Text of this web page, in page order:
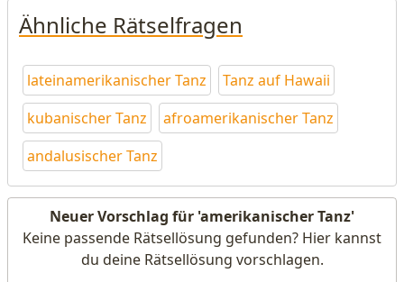
Ähnliche Rätselfragen
lateinamerikanischer Tanz
Tanz auf Hawaii
kubanischer Tanz
afroamerikanischer Tanz
andalusischer Tanz
Neuer Vorschlag für 'amerikanischer Tanz'
Keine passende Rätsellösung gefunden? Hier kannst
du deine Rätsellösung vorschlagen.